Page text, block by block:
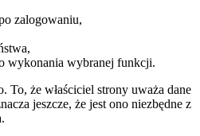
zalogowaniu,
wykonania wybranej funkcji.
To, że właściciel strony uważa dane
jeszcze, że jest ono niezbędne z